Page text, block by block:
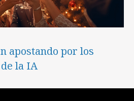
apostando por los
la IA